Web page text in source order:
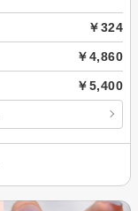
￥324
￥4,860
￥5,400